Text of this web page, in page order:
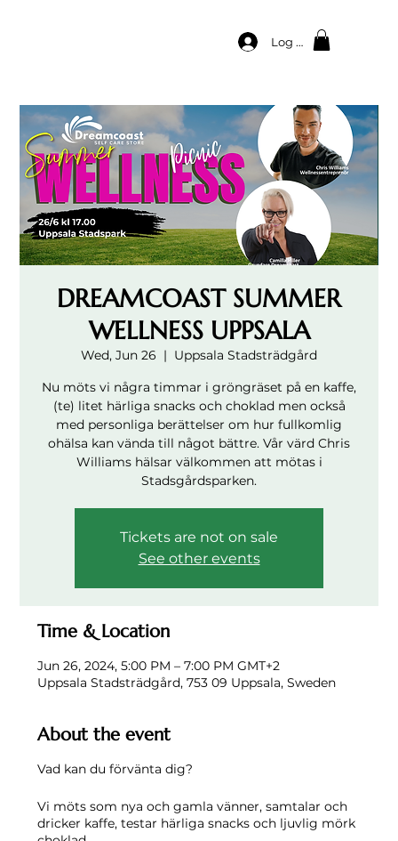
Log In
DREAMCOAST SUMMER
WELLNESS UPPSALA
Wed, Jun 26
  |
Uppsala Stadsträdgård
Nu möts vi några timmar i gröngräset på en kaffe,
(te) litet härliga snacks och choklad men också
med personliga berättelser om hur fullkomlig
ohälsa kan vända till något bättre. Vår värd Chris
Williams hälsar välkommen att mötas i
Stadsgårdsparken.
Tickets are not on sale
See other events
Time & Location
Jun 26, 2024, 5:00 PM – 7:00 PM GMT+2
Uppsala Stadsträdgård, 753 09 Uppsala, Sweden
About the event
Vad kan du förvänta dig?
Vi möts som nya och gamla vänner, samtalar och
dricker kaffe, testar härliga snacks och ljuvlig mörk